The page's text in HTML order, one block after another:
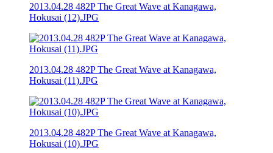
2013.04.28 482P The Great Wave at Kanagawa,
Hokusai (12).JPG
2013.04.28 482P The Great Wave at Kanagawa,
Hokusai (11).JPG
2013.04.28 482P The Great Wave at Kanagawa,
Hokusai (10).JPG